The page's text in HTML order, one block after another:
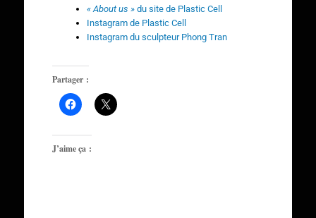
« About us »du site de Plastic Cell
Instagram de Plastic Cell
Instagram du sculpteur Phong Tran
Partager :
J’aime ça :